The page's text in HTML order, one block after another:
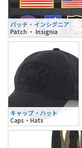
パッチ・インシグニア
Patch ・ Insignia
キャップ・ハット
Caps・Hats